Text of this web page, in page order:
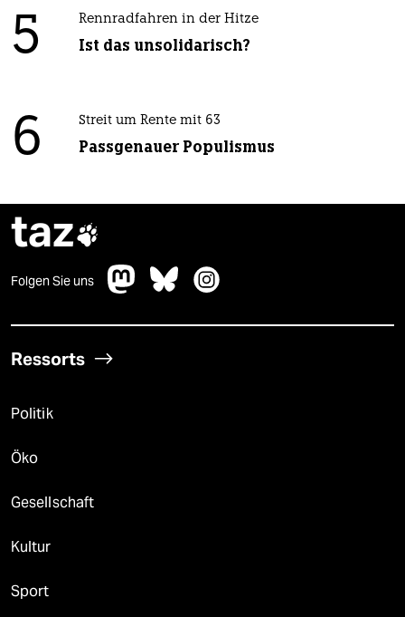
5 Rennradfahren in der Hitze
Ist das unsolidarisch?
6 Streit um Rente mit 63
Passgenauer Populismus
taz
Folgen Sie uns
Ressorts
Politik
Öko
Gesellschaft
Kultur
Sport